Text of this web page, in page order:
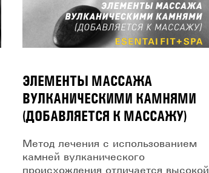
ЭЛЕМЕНТЫ МАССАЖА
ВУЛКАНИЧЕСКИМИ КАМНЯМИ
(ДОБАВЛЯЕТСЯ К МАССАЖУ)
Метод лечения с использованием
камней вулканического
происхождения отличается высокой